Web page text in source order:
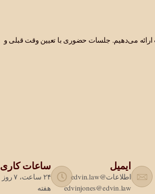
ارائه می‌دهیم. جلسات حضوری با تعیین وقت قبلی و
ایمیل
اطلاعات@edvin.law
edvinjones@edvin.law
ساعات کاری
۲۴ ساعت، ۷ روز
هفته